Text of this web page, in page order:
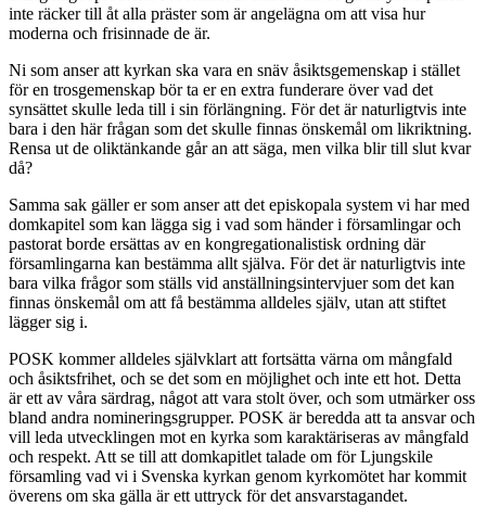
inte räcker till åt alla präster som är angelägna om att visa hur
moderna och frisinnade de är.
Ni som anser att kyrkan ska vara en snäv åsiktsgemenskap i stället
för en trosgemenskap bör ta er en extra funderare över vad det
synsättet skulle leda till i sin förlängning. För det är naturligtvis inte
bara i den här frågan som det skulle finnas önskemål om likriktning.
Rensa ut de oliktänkande går an att säga, men vilka blir till slut kvar
då?
Samma sak gäller er som anser att det episkopala system vi har med
domkapitel som kan lägga sig i vad som händer i församlingar och
pastorat borde ersättas av en kongregationalistisk ordning där
församlingarna kan bestämma allt själva. För det är naturligtvis inte
bara vilka frågor som ställs vid anställningsintervjuer som det kan
finnas önskemål om att få bestämma alldeles själv, utan att stiftet
lägger sig i.
POSK kommer alldeles självklart att fortsätta värna om mångfald
och åsiktsfrihet, och se det som en möjlighet och inte ett hot. Detta
är ett av våra särdrag, något att vara stolt över, och som utmärker oss
bland andra nomineringsgrupper. POSK är beredda att ta ansvar och
vill leda utvecklingen mot en kyrka som karaktäriseras av mångfald
och respekt. Att se till att domkapitlet talade om för Ljungskile
församling vad vi i Svenska kyrkan genom kyrkomötet har kommit
överens om ska gälla är ett uttryck för det ansvarstagandet.